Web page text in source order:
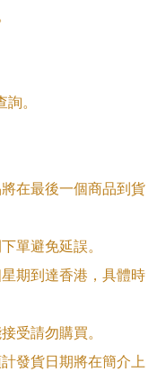
。
在最後一個商品到貨
單避免延誤。
期到達香港，具體時
受請勿購買。
發貨日期將在簡介上